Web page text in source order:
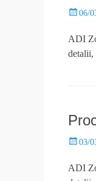
06/
ADI
detalii,
03/
ADI